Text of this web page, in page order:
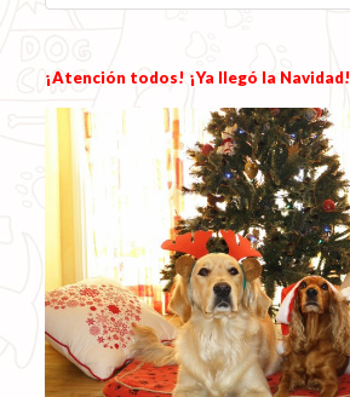
¡Atención todos! ¡Ya llegó la Navidad!